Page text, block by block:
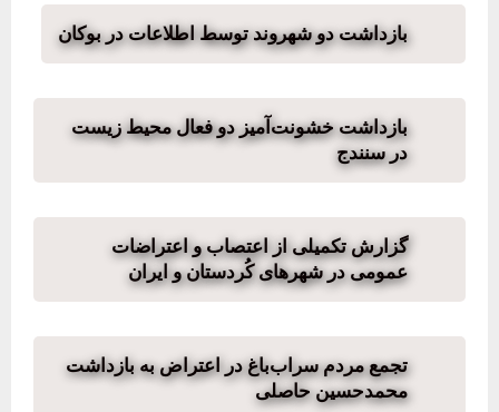
بازداشت دو شهروند توسط اطلاعات در بوکان
بازداشت خشونت‌آمیز دو فعال محیط‌ زیست
در سنندج
گزارش تکمیلی از اعتصاب و اعتراضات
عمومی در شهرهای کُردستان و ایران
تجمع مردم سراب‌باغ در اعتراض به بازداشت
محمدحسین حاصلی